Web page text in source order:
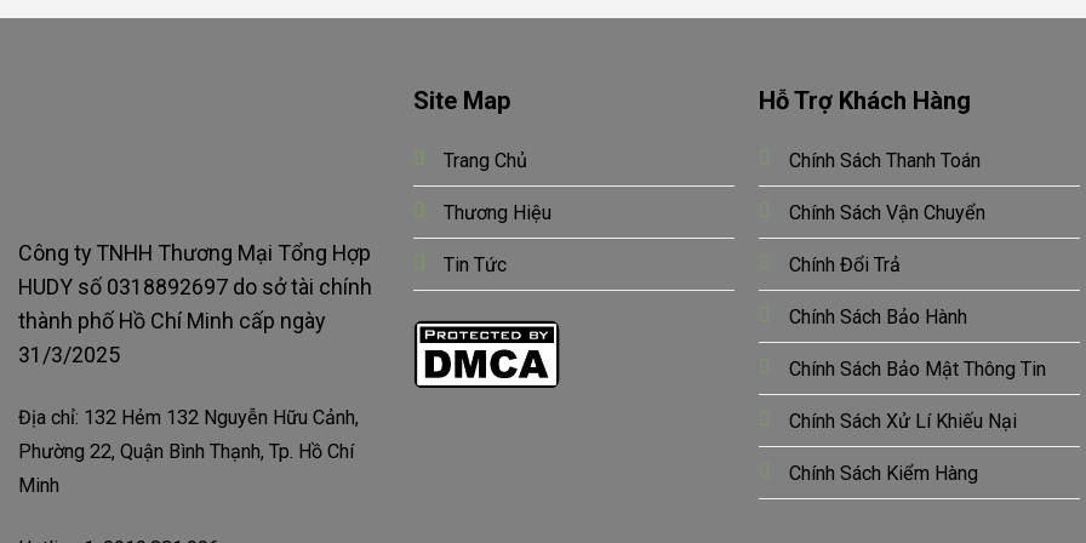
Công ty TNHH Thương Mại Tổng Hợp
HUDY số 0318892697 do sở tài chính
thành phố Hồ Chí Minh cấp ngày
31/3/2025
Địa chỉ: 132 Hẻm 132 Nguyễn Hữu Cảnh,
Phường 22, Quận Bình Thạnh, Tp. Hồ Chí
Minh
Site Map
Trang Chủ
Thương Hiệu
Tin Tức
Hỗ Trợ Khách Hàng
Chính Sách Thanh Toán
Chính Sách Vận Chuyển
Chính Đổi Trả
Chính Sách Bảo Hành
Chính Sách Bảo Mật Thông Tin
Chính Sách Xử Lí Khiếu Nại
Chính Sách Kiểm Hàng